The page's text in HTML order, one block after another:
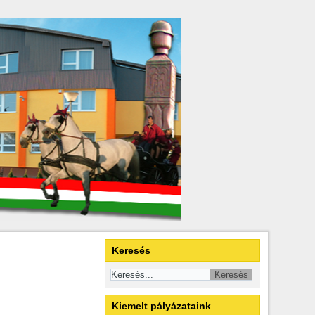
Keresés
Kiemelt pályázataink